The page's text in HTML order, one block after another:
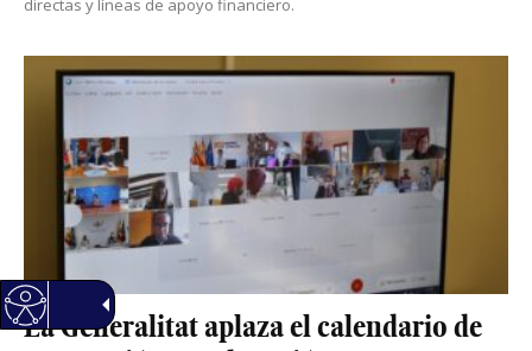
La Generalitat aplaza el calendario de